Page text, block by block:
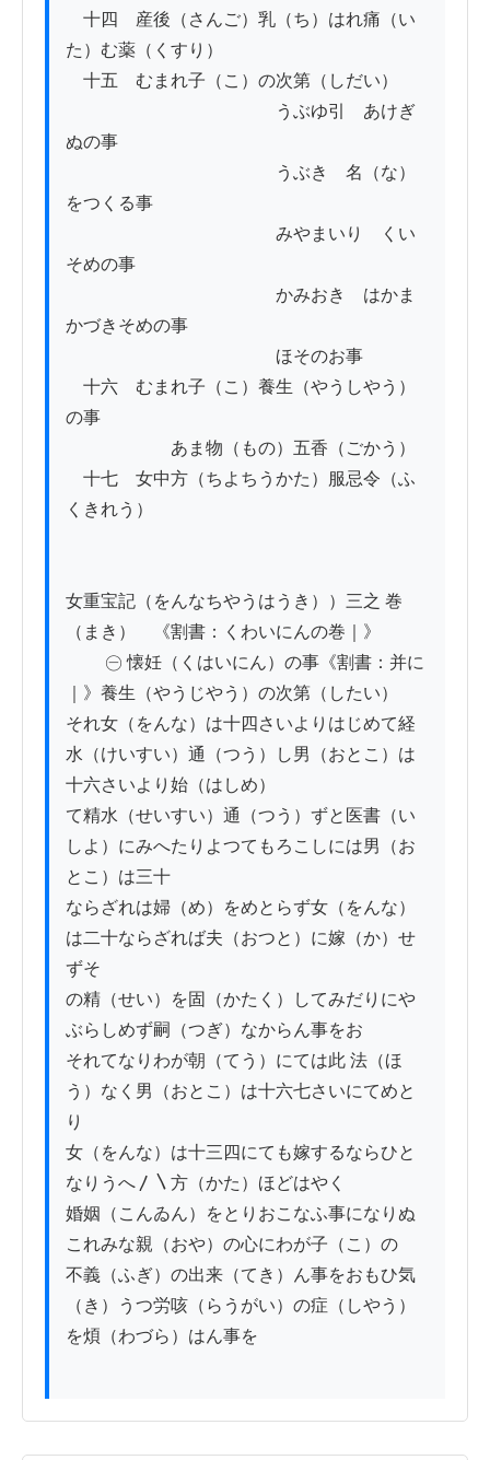
十四　産後（さんご）乳（ち）はれ痛（い
た）む薬（くすり）
十五　むまれ子（こ）の次第（しだい）
うぶゆ引　あけぎ
ぬの事
うぶき　名（な）
をつくる事
みやまいり　くい
そめの事
かみおき　はかま
かづきそめの事
ほそのお事
十六　むまれ子（こ）養生（やうしやう）
の事
あま物（もの）五香（ごかう）
十七　女中方（ちよちうかた）服忌令（ふ
くきれう）
女重宝記（をんなちやうはうき））三之 巻
（まき）　《割書：くわいにんの巻｜》
㊀ 懐妊（くはいにん）の事《割書：并に
｜》養生（やうじやう）の次第（したい）
それ女（をんな）は十四さいよりはじめて経
水（けいすい）通（つう）し男（おとこ）は
十六さいより始（はしめ）
て精水（せいすい）通（つう）ずと医書（い
しよ）にみへたりよつてもろこしには男（お
とこ）は三十
ならざれは婦（め）をめとらず女（をんな）
は二十ならざれば夫（おつと）に嫁（か）せ
ずそ
の精（せい）を固（かたく）してみだりにや
ぶらしめず嗣（つぎ）なからん事をお
それてなりわが朝（てう）にては此 法（ほ
う）なく男（おとこ）は十六七さいにてめと
り
女（をんな）は十三四にても嫁するならひと
なりうへ〳〵方（かた）ほどはやく
婚姻（こんゐん）をとりおこなふ事になりぬ
これみな親（おや）の心にわが子（こ）の
不義（ふぎ）の出来（てき）ん事をおもひ気
（き）うつ労咳（らうがい）の症（しやう）
を煩（わづら）はん事を